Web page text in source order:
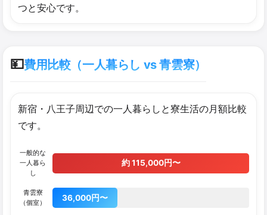
つと安心です。
💴費用比較（一人暮らし vs 青雲寮）
新宿・八王子周辺での一人暮らしと寮生活の月額比較
です。
一般的な
一人暮ら
し
約 115,000円〜
青雲寮
（個室）
36,000円〜